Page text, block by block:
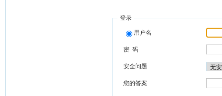
登录
用户名
密 码
安全问题
您的答案